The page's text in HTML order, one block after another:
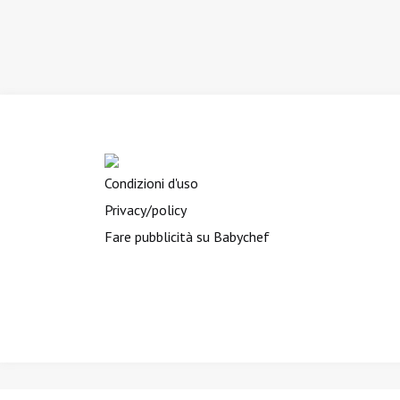
Condizioni d'uso
Privacy/policy
Fare pubblicità su Babychef